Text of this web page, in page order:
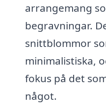
arrangemang
begravningar.
snittblommor
minimalistiska,
fokus på det
något.